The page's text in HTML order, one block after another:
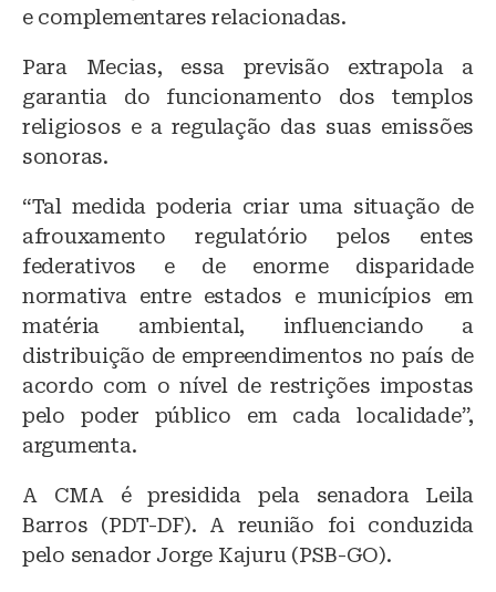
e complementares relacionadas.
Para Mecias, essa previsão extrapola a
garantia do funcionamento dos templos
religiosos e a regulação das suas emissões
sonoras.
“Tal medida poderia criar uma situação de
afrouxamento regulatório pelos entes
federativos e de enorme disparidade
normativa entre estados e municípios em
matéria ambiental, influenciando a
distribuição de empreendimentos no país de
acordo com o nível de restrições impostas
pelo poder público em cada localidade”,
argumenta.
A CMA é presidida pela senadora Leila
Barros (PDT-DF). A reunião foi conduzida
pelo senador Jorge Kajuru (PSB-GO).